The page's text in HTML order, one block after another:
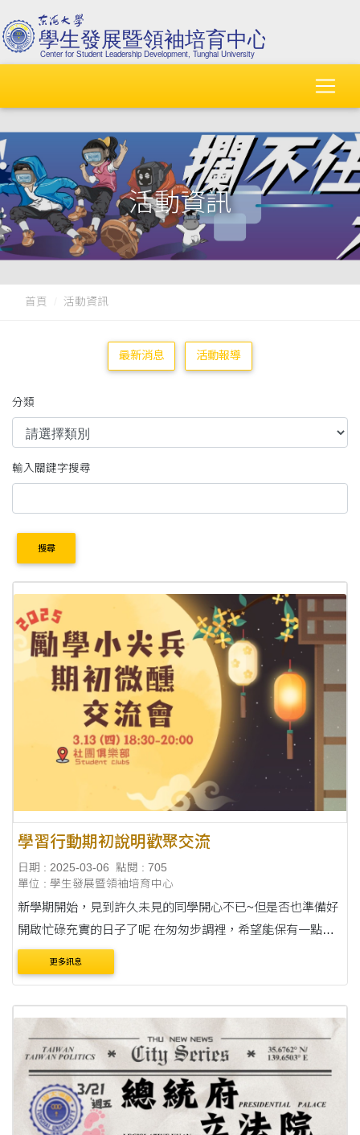
活動資訊
首頁 活動資訊
最新消息 活動報導
分類
輸入關鍵字搜尋
搜尋
學習行動期初說明歡聚交流
日期 : 2025-03-06
點閱 : 705
單位 : 學生發展暨領袖培育中心
新學期開始，見到許久未見的同學開心不已~但是否也準備好
開啟忙碌充實的日子了呢 在匆匆步調裡，希望能保有一點時
間與你相聚！ 談談心、說說話，享受輕鬆氛圍下的自在交流~
【勵學小尖兵】 學習行動....
更多訊息